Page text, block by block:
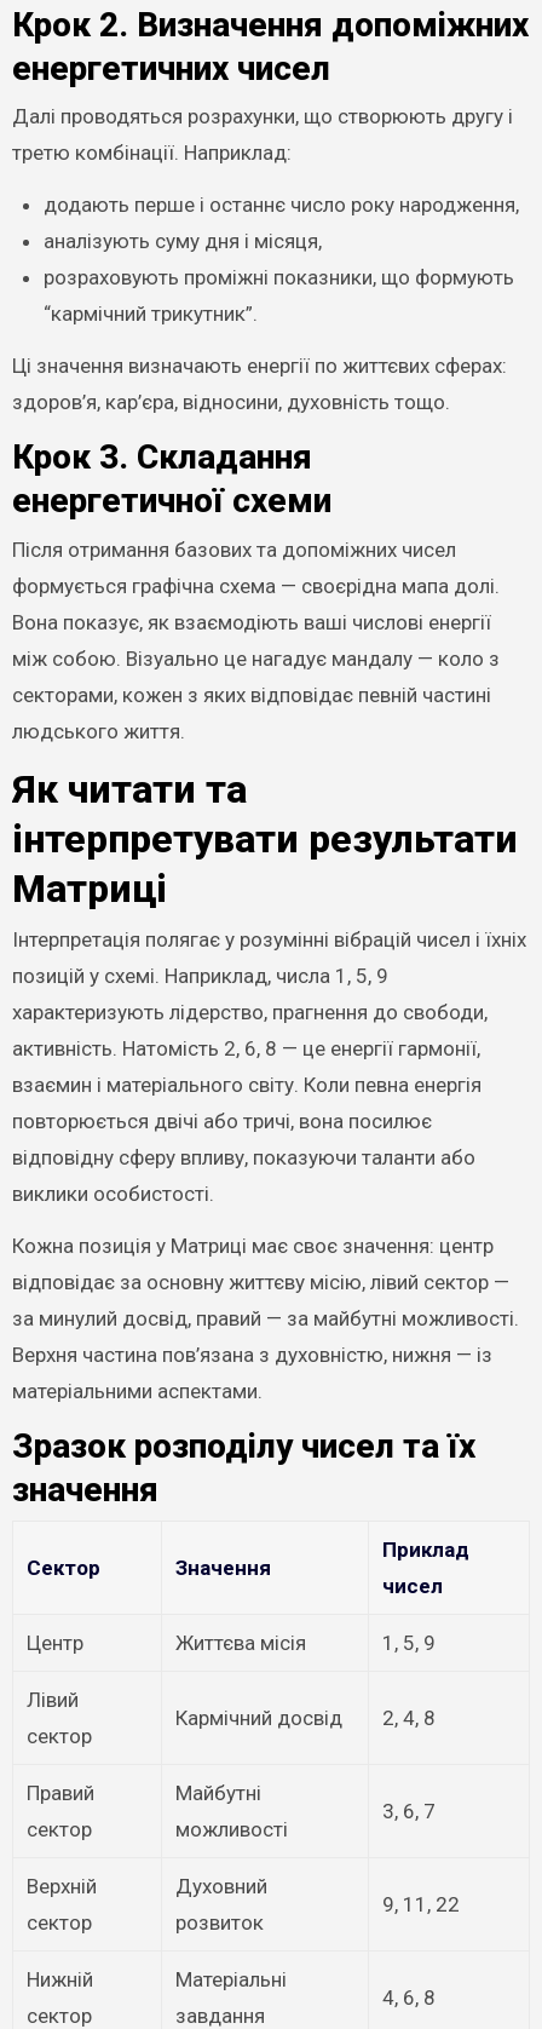
Крок 2. Визначення допоміжних
енергетичних чисел
Далі проводяться розрахунки, що створюють другу і
третю комбінації. Наприклад:
додають перше і останнє число року народження,
аналізують суму дня і місяця,
розраховують проміжні показники, що формують
“кармічний трикутник”.
Ці значення визначають енергії по життєвих сферах:
здоров’я, кар’єра, відносини, духовність тощо.
Крок 3. Складання
енергетичної схеми
Після отримання базових та допоміжних чисел
формується графічна схема — своєрідна мапа долі.
Вона показує, як взаємодіють ваші числові енергії
між собою. Візуально це нагадує мандалу — коло з
секторами, кожен з яких відповідає певній частині
людського життя.
Як читати та
інтерпретувати результати
Матриці
Інтерпретація полягає у розумінні вібрацій чисел і їхніх
позицій у схемі. Наприклад, числа 1, 5, 9
характеризують лідерство, прагнення до свободи,
активність. Натомість 2, 6, 8 — це енергії гармонії,
взаємин і матеріального світу. Коли певна енергія
повторюється двічі або тричі, вона посилює
відповідну сферу впливу, показуючи таланти або
виклики особистості.
Кожна позиція у Матриці має своє значення: центр
відповідає за основну життєву місію, лівий сектор —
за минулий досвід, правий — за майбутні можливості.
Верхня частина пов’язана з духовністю, нижня — із
матеріальними аспектами.
Зразок розподілу чисел та їх
значення
Сектор Значення
Приклад
чисел
Центр Життєва місія 1, 5, 9
Лівий
сектор
Кармічний досвід 2, 4, 8
Правий
сектор
Майбутні
можливості
3, 6, 7
Верхній
сектор
Духовний
розвиток
9, 11, 22
Нижній
сектор
Матеріальні
завдання
4, 6, 8